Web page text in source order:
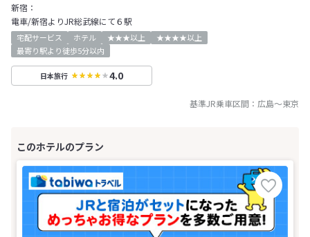
新宿：
電車/新宿よりJR総武線にて６駅
宅配サービス ホテル ★★★以上
★★★★以上
最寄り駅より徒歩5分以内
日本旅行 4.0
基準JR乗車区間： 広島～東京